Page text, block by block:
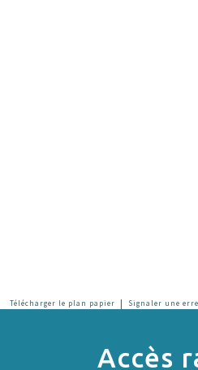
Télécharger le plan papier | Signaler une
Accès